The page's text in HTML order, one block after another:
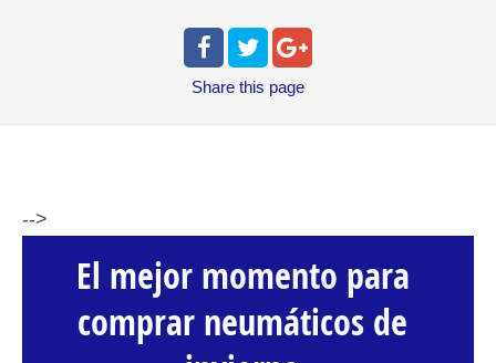
Share this page
-->
El mejor momento para
comprar neumáticos de